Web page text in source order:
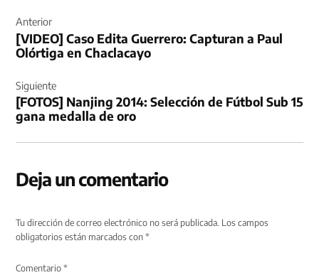
de
entradas
Anterior
[VIDEO] Caso Edita Guerrero: Capturan a Paul
Olórtiga en Chaclacayo
Siguiente
[FOTOS] Nanjing 2014: Selección de Fútbol Sub 15
gana medalla de oro
Deja un comentario
Tu dirección de correo electrónico no será publicada. Los campos
obligatorios están marcados con*
Comentario*